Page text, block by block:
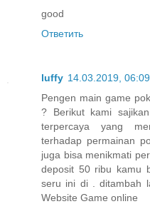
good
Ответить
luffy 14.03.2019, 06:09
Pengen main game
? Berikut kami
terpercaya yang
terhadap permainan
juga bisa menikmati
deposit 50 ribu kamu
seru ini di . ditambah
Website Game online